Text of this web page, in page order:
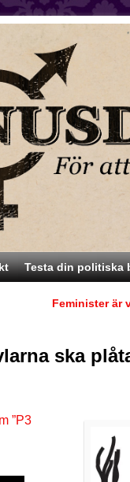
Testa din politiska
Feminister är
ska
”P3